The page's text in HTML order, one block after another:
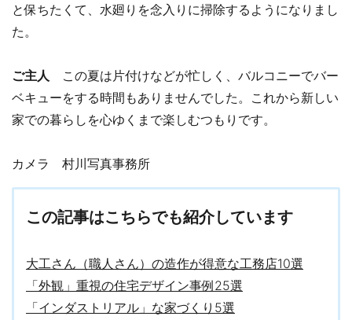
と保ちたくて、水廻りを念入りに掃除するようになりまし
た。
ご主人 この夏は片付けなどが忙しく、バルコニーでバー
ベキューをする時間もありませんでした。これから新しい
家での暮らしを心ゆくまで楽しむつもりです。
カメラ 村川写真事務所
この記事はこちらでも紹介しています
大工さん（職人さん）の造作が得意な工務店10選
「外観」重視の住宅デザイン事例25選
「インダストリアル」な家づくり5選